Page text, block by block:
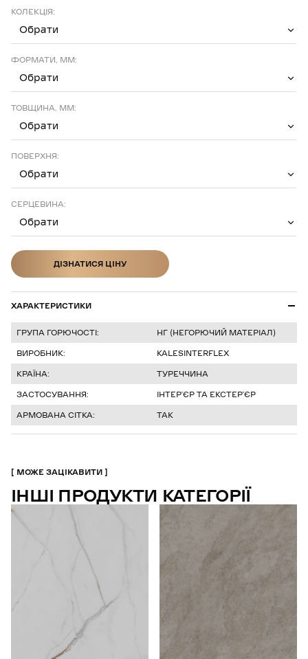
КОЛЕКЦІЯ:
Обрати
ФОРМАТИ, ММ:
Обрати
ТОВЩИНА, ММ:
Обрати
ПОВЕРХНЯ:
Обрати
СЕРЦЕВИНА:
Обрати
ДІЗНАТИСЯ ЦІНУ
ХАРАКТЕРИСТИКИ
ГРУПА ГОРЮЧОСТІ:
НГ (НЕГОРЮЧИЙ МАТЕРІАЛ)
ВИРОБНИК:
KALESINTERFLEX
КРАЇНА:
ТУРЕЧЧИНА
ЗАСТОСУВАННЯ:
ІНТЕРʼЄР ТА ЕКСТЕРʼЄР
АРМОВАНА СІТКА:
ТАК
МОЖЕ ЗАЦІКАВИТИ
ІНШІ ПРОДУКТИ КАТЕГОРІЇ